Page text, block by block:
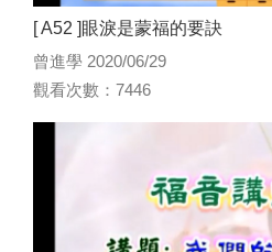
[ A52 ]眼淚是蒙福的要訣
曾進學 2020/06/29
觀看次數：7446